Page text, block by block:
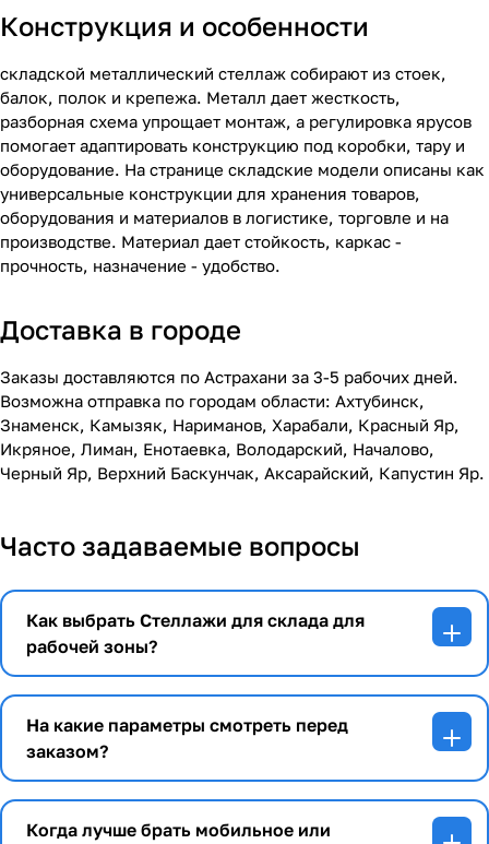
Конструкция и особенности
складской металлический стеллаж собирают из стоек,
балок, полок и крепежа. Металл дает жесткость,
разборная схема упрощает монтаж, а регулировка ярусов
помогает адаптировать конструкцию под коробки, тару и
оборудование. На странице складские модели описаны как
универсальные конструкции для хранения товаров,
оборудования и материалов в логистике, торговле и на
производстве. Материал дает стойкость, каркас -
прочность, назначение - удобство.
Доставка в городе
Заказы доставляются по Астрахани за 3-5 рабочих дней.
Возможна отправка по городам области: Ахтубинск,
Знаменск, Камызяк, Нариманов, Харабали, Красный Яр,
Икряное, Лиман, Енотаевка, Володарский, Началово,
Черный Яр, Верхний Баскунчак, Аксарайский, Капустин Яр.
Часто задаваемые вопросы
Как выбрать Стеллажи для склада для
рабочей зоны?
На какие параметры смотреть перед
заказом?
Когда лучше брать мобильное или